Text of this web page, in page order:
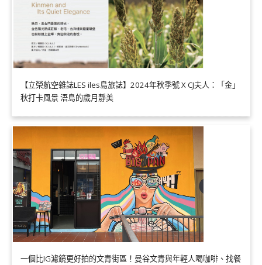
【立榮航空雜誌LES iles島旅誌】2024年秋季號 X CJ夫人：「金」
秋打卡風景 浯島的歲月靜美
一個比IG濾鏡更好拍的文青街區！曼谷文青與年輕人喝咖啡、找餐